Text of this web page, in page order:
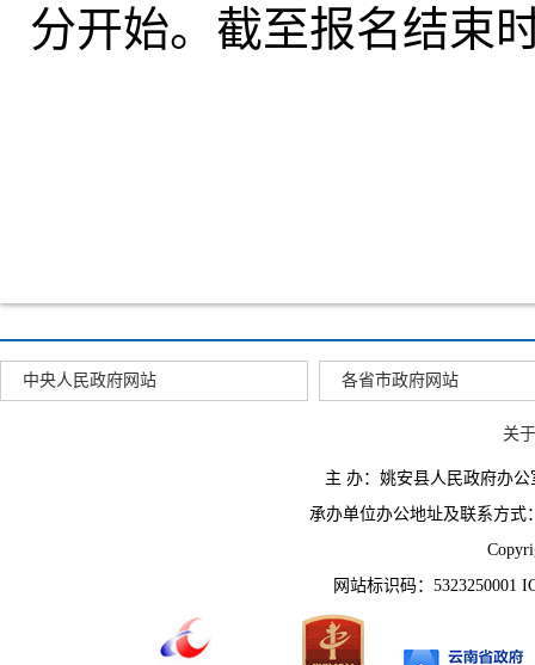
分开始。截至报名结束
中央人民政府网站 各省市政府网站
关
主 办：姚安县人民政府办
承办单位办公地址及联系方式
网站标识码：5323250001